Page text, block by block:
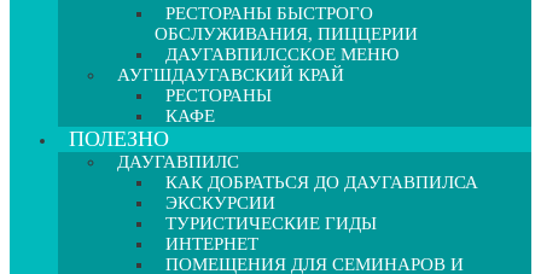
РЕСТОРАНЫ БЫСТРОГО
ОБСЛУЖИВАНИЯ, ПИЦЦЕРИИ
ДАУГАВПИЛССКОЕ МЕНЮ
АУГШДАУГАВСКИЙ КРАЙ
РЕСТОРАНЫ
КАФЕ
ПОЛЕЗНО
ДАУГАВПИЛС
КАК ДОБРАТЬСЯ ДО ДАУГАВПИЛСА
ЭКСКУРСИИ
ТУРИСТИЧЕСКИЕ ГИДЫ
ИНТЕРНЕТ
ПОМЕЩЕНИЯ ДЛЯ СЕМИНАРОВ И